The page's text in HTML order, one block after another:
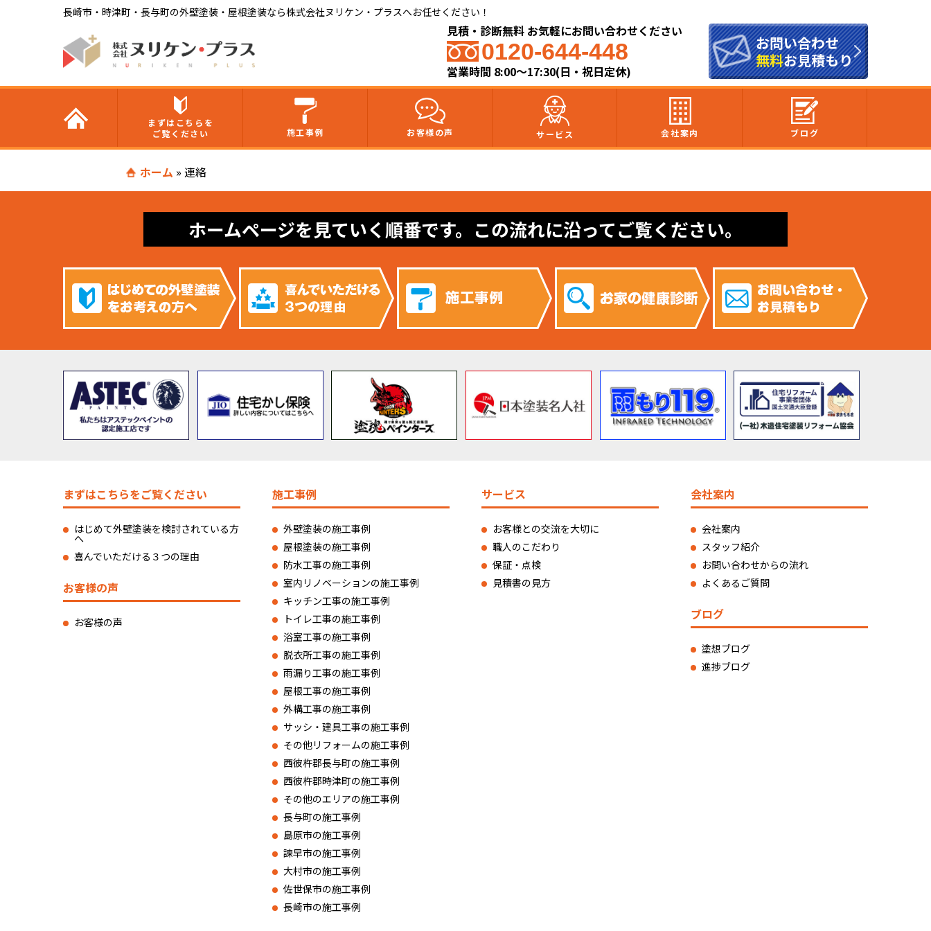
長崎市・時津町・長与町の外壁塗装・屋根塗装なら株式会社ヌリケン・プラスへお任せください！
見積・診断無料 お気軽にお問い合わせください
0120-644-448
営業時間 8:00〜17:30(日・祝日定休)
お問い合わせ
無料お見積もり
まずはこちらを
ご覧ください
施工事例 お客様の声 サービス 会社案内 ブログ
ホーム » 連絡
ホームページを見ていく順番です。この流れに沿ってご覧ください。
まずはこちらをご覧ください
はじめて外壁塗装を検討されている方
へ
喜んでいただける３つの理由
お客様の声
お客様の声
施工事例
外壁塗装の施工事例
屋根塗装の施工事例
防水工事の施工事例
室内リノベーションの施工事例
キッチン工事の施工事例
トイレ工事の施工事例
浴室工事の施工事例
脱衣所工事の施工事例
雨漏り工事の施工事例
屋根工事の施工事例
外構工事の施工事例
サッシ・建具工事の施工事例
その他リフォームの施工事例
西彼杵郡長与町の施工事例
西彼杵郡時津町の施工事例
その他のエリアの施工事例
長与町の施工事例
島原市の施工事例
諫早市の施工事例
大村市の施工事例
佐世保市の施工事例
長崎市の施工事例
サービス
お客様との交流を大切に
職人のこだわり
保証・点検
見積書の見方
会社案内
会社案内
スタッフ紹介
お問い合わせからの流れ
よくあるご質問
ブログ
塗想ブログ
進捗ブログ